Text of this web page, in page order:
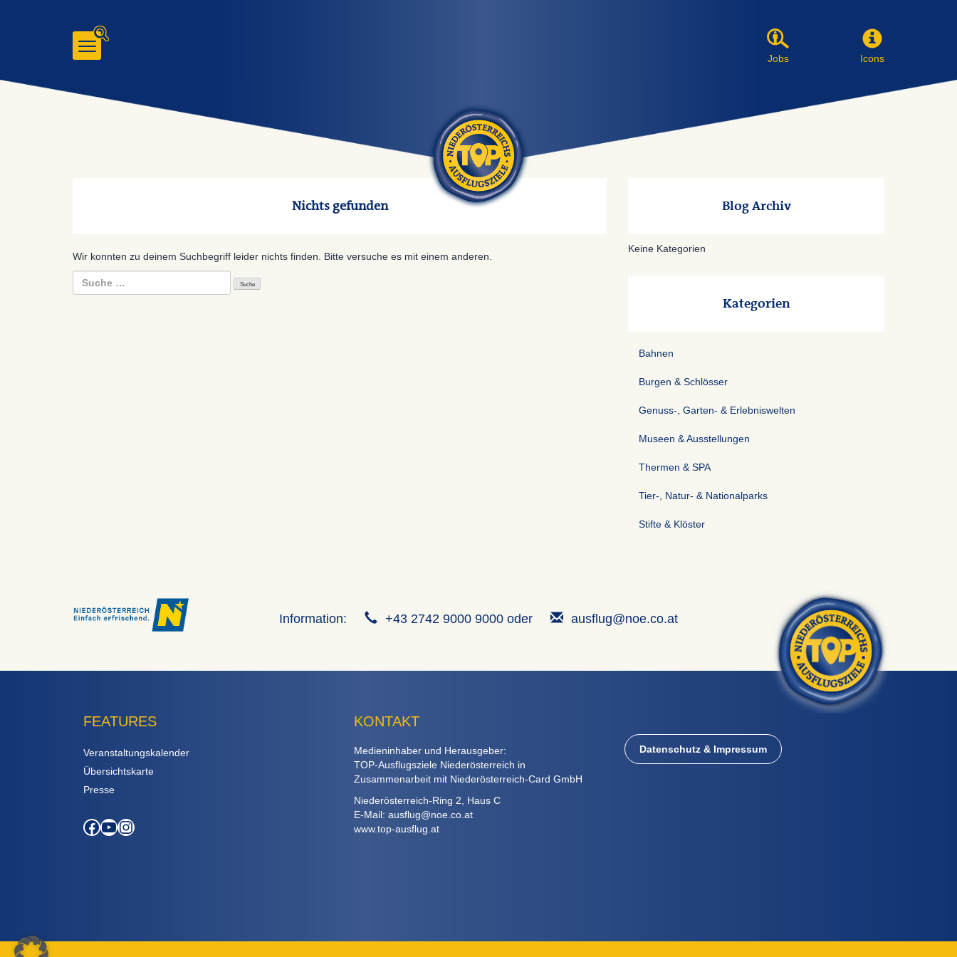
Zum
Icons
Jobs
Nichts gefunden
Wir konnten zu deinem Suchbegriff leider nichts finden. Bitte versuche es mit einem anderen.
Blog Archiv
Keine Kategorien
Kategorien
Bahnen
Burgen & Schlösser
Genuss-, Garten- & Erlebniswelten
Museen & Ausstellungen
Thermen & SPA
Tier-, Natur- & Nationalparks
Stifte & Klöster
Information: +43 2742 9000 9000 oder ausflug@noe.co.at
FEATURES
Veranstaltungskalender
Übersichtskarte
Presse
Facebook
YouTube
Instagram
KONTAKT
Medieninhaber und Herausgeber:
TOP-Ausflugsziele Niederösterreich in
Zusammenarbeit mit Niederösterreich-Card GmbH
Niederösterreich-Ring 2, Haus C
E-Mail: ausflug@noe.co.at
www.top-ausflug.at
Datenschutz & Impressum